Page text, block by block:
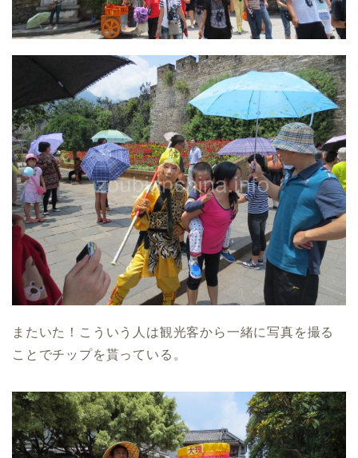
またいた！こういう人は観光客から一緒に写真を撮る
ことでチップを貰っている。